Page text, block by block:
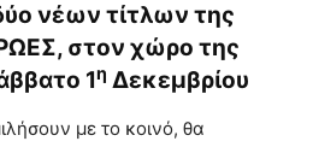
νέων τίτλων της
στον χώρο της
1η Δεκεμβρίου
με το κοινό, θα